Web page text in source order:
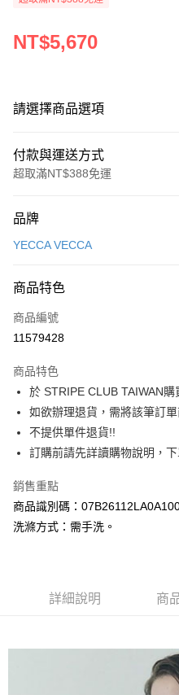
NT$5,670
請選擇商品選項
付款與運送方式
超取滿NT$388免運
信用卡一次付款
3 期 0 利率 每期
合作金庫商業銀行
上海商業儲蓄銀行
臺灣中小企業銀行
匯豐（台灣）商業銀行
聯邦商業銀行
元大商業銀行
玉山商業銀行
台灣樂天信用卡公司
超商取貨付款
LINE Pay
Apple Pay
街口支付
悠遊付
大哥付你分期
相關說明
【大哥付你分期使用說明】
成交易。
3.實際核准額度、可分期數及費用
法說明評估內容。
1.分期款項不併入電信帳單，「大
AFTEE先享後付是「在收到商品之
３．安心：先確認商品／服務後，再
【「AFTEE先享後付」結帳流程】
ATM付款
每筆NT$60，滿NT$388(含以上)
品牌
YECCA VECCA
商品特色
商品編號
11579428
商品特色
於 STRIPE CLUB TAIWAN購
如欲辦理退貨，需將該筆訂單
不提供單件退貨!!
訂購前請先詳讀購物說明，
銷售重點
商品識別碼：
洗滌方式：需手洗。
詳細說明 商